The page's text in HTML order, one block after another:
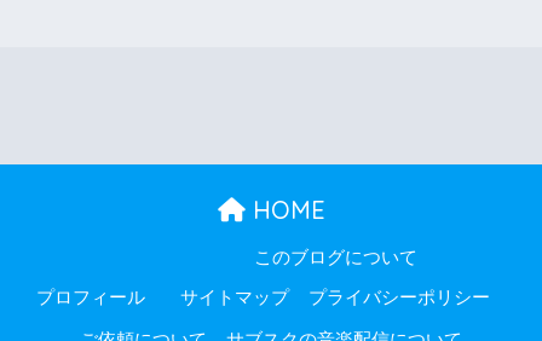
HOME
プロフィール
このブログについて
サイトマップ プライバシーポリシー